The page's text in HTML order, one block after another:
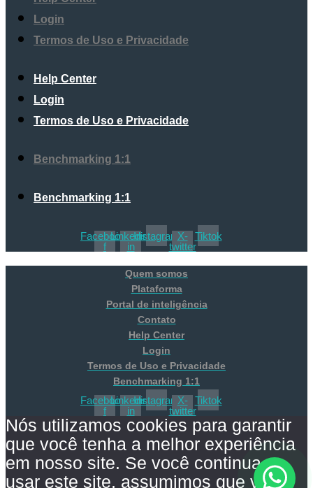
Login
Termos de Uso e Privacidade
Help Center
Login
Termos de Uso e Privacidade
Benchmarking 1:1
Benchmarking 1:1
Facebook-
f
Linkedin-
in
InstagramX-
twitter
Tiktok
Quem somos
Plataforma
Portal de inteligência
Contato
Help Center
Login
Termos de Uso e Privacidade
Benchmarking 1:1
Facebook-
f
Linkedin-
in
InstagramX-
twitter
Tiktok
Nós utilizamos cookies para garantir
que você tenha a melhor experiência
em nosso site. Se você continua a
usar este site, assumimos que você